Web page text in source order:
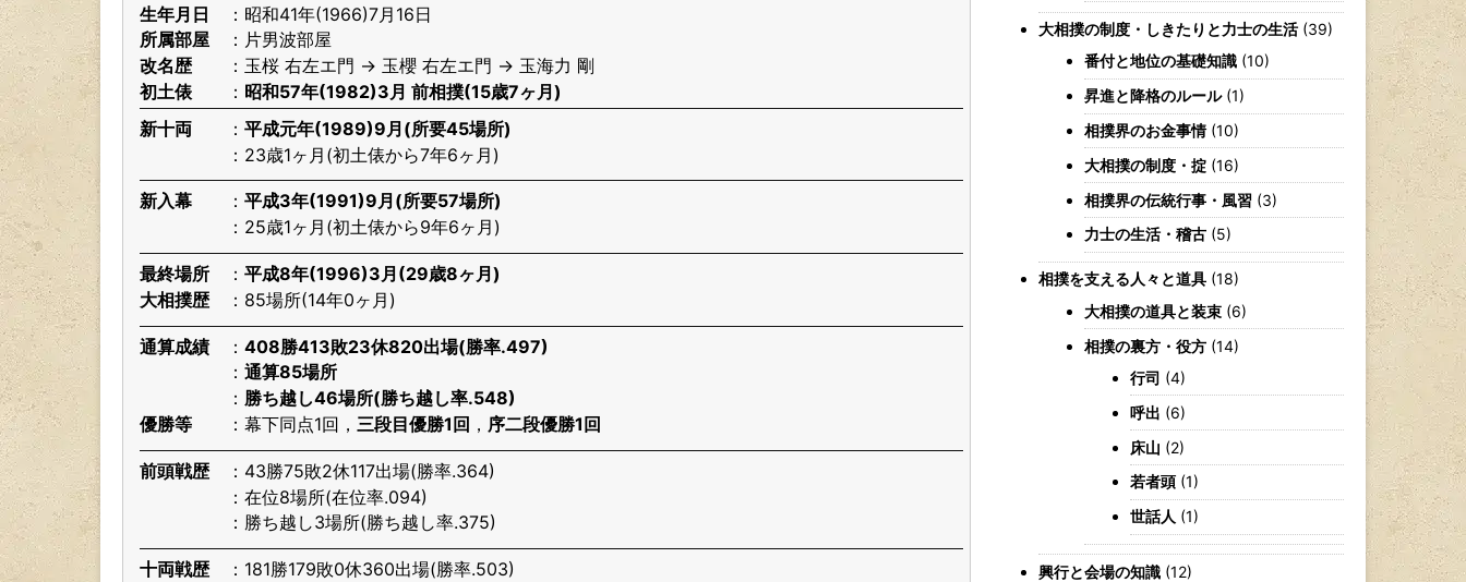
生年月日
昭和41年(1966)7月16日
所属部屋
片男波部屋
改名歴
玉桜 右左エ門 → 玉櫻 右左エ門 → 玉海力 剛
初土俵
昭和57年(1982)3月 前相撲(15歳7ヶ月)
新十両
平成元年(1989)9月(所要45場所)
23歳1ヶ月(初土俵から7年6ヶ月)
新入幕
平成3年(1991)9月(所要57場所)
25歳1ヶ月(初土俵から9年6ヶ月)
最終場所
平成8年(1996)3月(29歳8ヶ月)
大相撲歴
85場所(14年0ヶ月)
通算成績
408勝413敗23休820出場(勝率.497)
通算85場所
勝ち越し46場所(勝ち越し率.548)
優勝等
幕下同点1回， 三段目優勝1回 ， 序二段優勝1回
前頭戦歴
43勝75敗2休117出場(勝率.364)
在位8場所(在位率.094)
勝ち越し3場所(勝ち越し率.375)
十両戦歴
181勝179敗0休360出場(勝率.503)
大相撲の制度・しきたりと力士の生活 (39)
番付と地位の基礎知識 (10)
昇進と降格のルール(1)
相撲界のお金事情(10)
大相撲の制度・掟 (16)
相撲界の伝統行事・風習 (3)
力士の生活・稽古 (5)
相撲を支える人々と道具 (18)
大相撲の道具と装束 (6)
相撲の裏方・役方 (14)
行司 (4)
呼出 (6)
床山 (2)
若者頭 (1)
世話人 (1)
興行と会場の知識 (12)